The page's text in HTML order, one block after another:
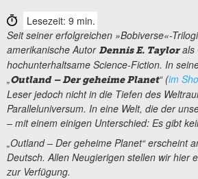
Lesezeit: 9 min.
Seit seiner erfolgreichen »Bobiverse«-
amerikanische AutorDennis E. Taylorals
hochunterhaltsame Science-Fiction. In
„Outland – Der geheime Planet“ (im
Leser jedoch nicht in die Tiefen des
Paralleluniversum. In eine Welt, die der
– mit einem einigen Unterschied: Es gibt
„Outland – Der geheime Planet“ erscheint
Deutsch. Allen Neugierigen stellen wir hier
zur Verfügung.